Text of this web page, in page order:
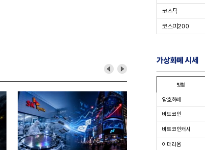
코스닥
코스피200
가상화폐 시세
빗썸
암호화폐
비트코인
비트코인캐시
이더리움